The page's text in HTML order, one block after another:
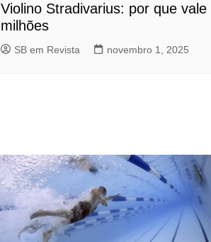
Violino Stradivarius: por que vale
milhões
SB em Revista novembro 1, 2025